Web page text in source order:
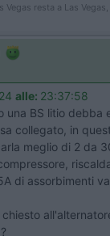
Vegas resta a Las
alle: 23:37:58
una BS litio debba
collegato, in
meglio di 2 da
di assorbimenti